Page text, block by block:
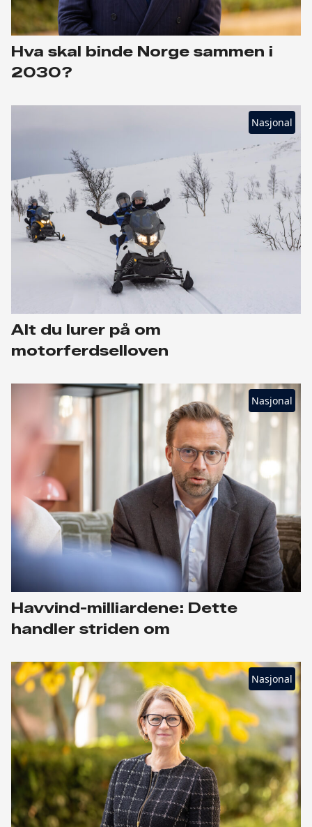
Hva skal binde Norge sammen i
2030?
Nasjonal
Alt du lurer på om
motorferdselloven
Nasjonal
Havvind-milliardene: Dette
handler striden om
Nasjonal